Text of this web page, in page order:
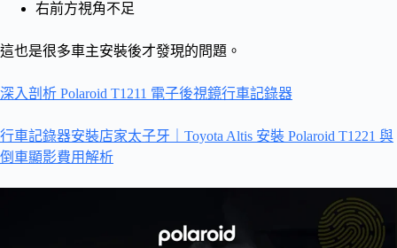
右前方視角不足
這也是很多車主安裝後才發現的問題。
深入剖析 Polaroid T1211 電子後視鏡行車記錄器
行車記錄器安裝店家太子牙｜Toyota Altis 安裝 Polaroid T1221 與
倒車顯影費用解析